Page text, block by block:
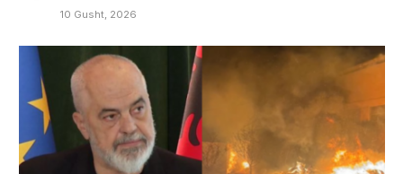
10 Gusht, 2026